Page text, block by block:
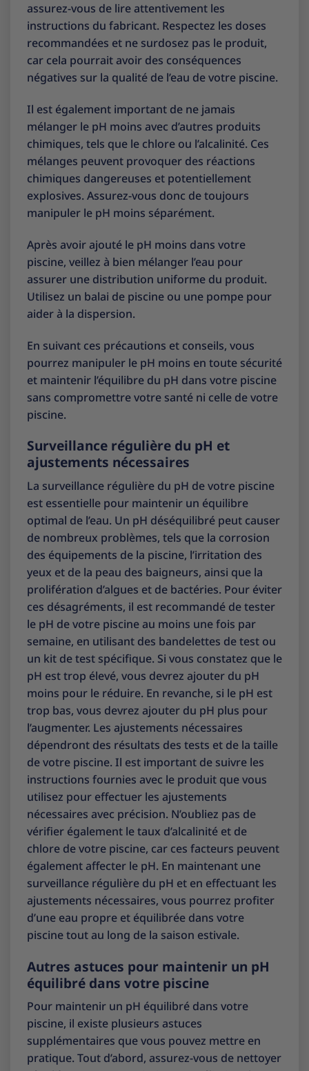
assurez-vous de lire attentivement les
instructions du fabricant. Respectez les doses
recommandées et ne surdosez pas le produit,
car cela pourrait avoir des conséquences
négatives sur la qualité de l’eau de votre piscine.
Il est également important de ne jamais
mélanger le pH moins avec d’autres produits
chimiques, tels que le chlore ou l’alcalinité. Ces
mélanges peuvent provoquer des réactions
chimiques dangereuses et potentiellement
explosives. Assurez-vous donc de toujours
manipuler le pH moins séparément.
Après avoir ajouté le pH moins dans votre
piscine, veillez à bien mélanger l’eau pour
assurer une distribution uniforme du produit.
Utilisez un balai de piscine ou une pompe pour
aider à la dispersion.
En suivant ces précautions et conseils, vous
pourrez manipuler le pH moins en toute sécurité
et maintenir l’équilibre du pH dans votre piscine
sans compromettre votre santé ni celle de votre
piscine.
Surveillance régulière du pH et
ajustements nécessaires
La surveillance régulière du pH de votre piscine
est essentielle pour maintenir un équilibre
optimal de l’eau. Un pH déséquilibré peut causer
de nombreux problèmes, tels que la corrosion
des équipements de la piscine, l’irritation des
yeux et de la peau des baigneurs, ainsi que la
prolifération d’algues et de bactéries. Pour éviter
ces désagréments, il est recommandé de tester
le pH de votre piscine au moins une fois par
semaine, en utilisant des bandelettes de test ou
un kit de test spécifique. Si vous constatez que le
pH est trop élevé, vous devrez ajouter du pH
moins pour le réduire. En revanche, si le pH est
trop bas, vous devrez ajouter du pH plus pour
l’augmenter. Les ajustements nécessaires
dépendront des résultats des tests et de la taille
de votre piscine. Il est important de suivre les
instructions fournies avec le produit que vous
utilisez pour effectuer les ajustements
nécessaires avec précision. N’oubliez pas de
vérifier également le taux d’alcalinité et de
chlore de votre piscine, car ces facteurs peuvent
également affecter le pH. En maintenant une
surveillance régulière du pH et en effectuant les
ajustements nécessaires, vous pourrez profiter
d’une eau propre et équilibrée dans votre
piscine tout au long de la saison estivale.
Autres astuces pour maintenir un pH
équilibré dans votre piscine
Pour maintenir un pH équilibré dans votre
piscine, il existe plusieurs astuces
supplémentaires que vous pouvez mettre en
pratique. Tout d’abord, assurez-vous de nettoyer